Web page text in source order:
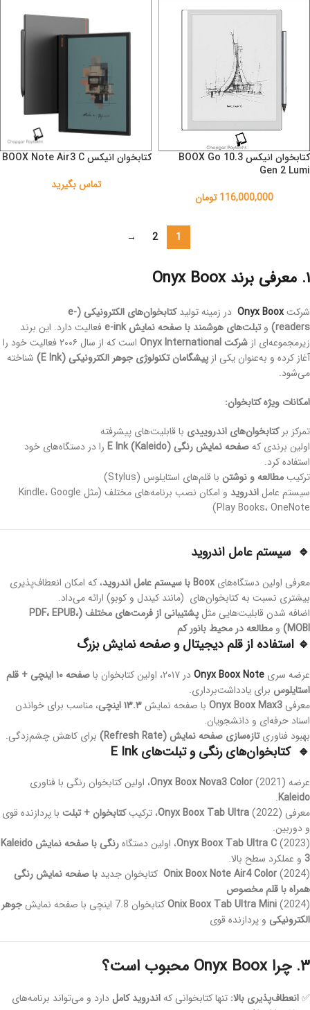
کتابخوان انیکس BOOX Go 10.3
Gen 2 Lumi
116,000,000 تومان
کتابخوان انیکس BOOX Note Air3 C
تماس بگیرید
1
2
→
۱. معرفی برند Onyx Boox
شرکتOnyx Boox در زمینه تولید
کتابخوان‌های الکترونیکی (e-
readers) وتبلت‌های هوشمند با صفحه نمایش e-ink
فعالیت دارد. این برند
زیرمجموعه‌ای از شرکت Onyx International
است که از سال ۲۰۰۶ فعالیت خود را
آغاز کرده و به‌عنوان یکی از پیشگامان تکنولوژی جوهر الکترونیکی (E Ink)
شناخته
می‌شود.
امکانات ویژه کتابخوان:
تمرکز برکتابخوان‌های اندروییدی با قابلیت‌های پیشرفته
اولین برندی کهصفحه‌ نمایش رنگی E Ink (Kaleido)
را در دستگاه‌های خود
استفاده کرد.
ترکیبمطالعه و نوشتن با قلم‌های استایلوس (Stylus)
سیستم عامل اندروید
و امکان نصب برنامه‌های مختلف (مثل Kindle، Google
Play Books، OneNote)
🔹 سیستم عامل اندروید
معرفی اولین دستگاه‌های Boox با سیستم عامل اندروید
، که امکان انعطاف‌پذیری
بیشتری نسبت به کتابخوان‌های (مانند کیندل و کوبو) ارائه می‌داد.
اضافه شدن قابلیت‌هایی مثل
پشتیبانی از فرمت‌های مختلف (PDF، EPUB،
MOBI) و مطالعه در محیط بانور کم
🔹 استفاده از قلم دیجیتال و صفحه‌ نمایش بزرگ
عرضه سری Onyx Boox Noteدر ۲۰۱۷، اولین کتابخوان با
صفحه ۱۰ اینچی + قلم
استایلوس برای یادداشت‌برداری.
معرفی Onyx Boox Max3 با صفحه نمایش ۱۳.۳ اینچی
، مناسب برای خواندن
اسناد حرفه‌ای و دانشجویان.
بهبود فناوریتازه‌سازی صفحه نمایش (Refresh Rate) برای کاهش چشم‌زدگی.
🔹 کتابخوان‌های رنگی و تبلت‌های E Ink
عرضه Onyx Boox Nova3 Color(2021)، اولین کتابخوان رنگی با فناوری
Kaleido
.
معرفی
Onyx Boox Tab Ultra(2022)، ترکیب کتابخوان + تبلت با پردازنده قوی
و دوربین.
Onyx Boox Tab Ultra C(2023)، اولین دستگاه
رنگی با صفحه نمایش Kaleido
3 و عملکرد سطح بالا.
(2024)
Onix Boox Note Air4 Color کتابخوان جدید با صفحه نمایش رنگی
همراه با قلم مخصوص
Onix Boox Tab Ultra Mini(2024) کتابخوان 7.8 اینچی با صفحه نمایش
جوهر
الکترونیکی و پردازنده قوی
۳. چرا Onyx Boox محبوب است؟
✅انعطاف‌پذیری بالا: تنها کتابخوانی کهاندروید کامل دارد و می‌تواند برنامه‌های